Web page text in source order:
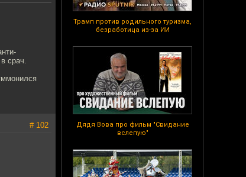
Трамп против родильного туризма,
безработица из-за ИИ
Дядя Вова про фильм "Свидание
вслепую"
срач.
# 102